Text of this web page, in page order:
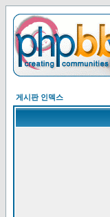
게시판 인덱스